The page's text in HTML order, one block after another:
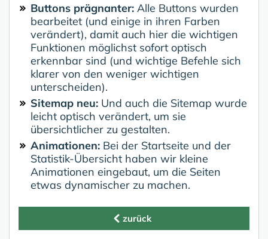
Buttons prägnanter: Alle Buttons wurden
bearbeitet (und einige in ihren Farben
verändert), damit auch hier die wichtigen
Funktionen möglichst sofort optisch
erkennbar sind (und wichtige Befehle sich
klarer von den weniger wichtigen
unterscheiden).
Sitemap neu: Und auch die Sitemap wurde
leicht optisch verändert, um sie
übersichtlicher zu gestalten.
Animationen: Bei der Startseite und der
Statistik-Übersicht haben wir kleine
Animationen eingebaut, um die Seiten
etwas dynamischer zu machen.
zurück